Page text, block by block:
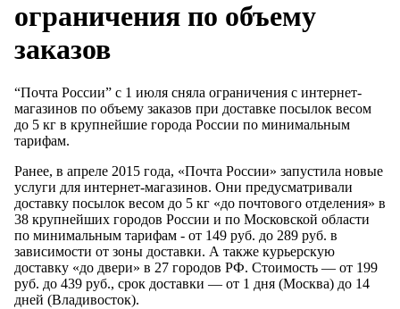
ограничения по объему
заказов
“Почта России” с 1 июля сняла ограничения с интернет-
магазинов по объему заказов при доставке посылок весом
до 5 кг в крупнейшие города России по минимальным
тарифам.
Ранее, в апреле 2015 года, «Почта России» запустила новые
услуги для интернет-магазинов. Они предусматривали
доставку посылок весом до 5 кг «до почтового отделения» в
38 крупнейших городов России и по Московской области
по минимальным тарифам - от 149 руб. до 289 руб. в
зависимости от зоны доставки. А также курьерскую
доставку «до двери» в 27 городов РФ. Стоимость — от 199
руб. до 439 руб., срок доставки — от 1 дня (Москва) до 14
дней (Владивосток).